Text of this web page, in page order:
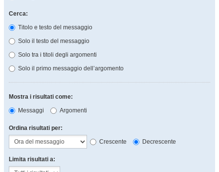
Cerca:
Titolo e testo del messaggio
Solo il testo del messaggio
Solo tra i titoli degli argomenti
Solo il primo messaggio dell’argomento
Mostra i risultati come:
Messaggi
Argomenti
Ordina risultati per:
Crescente
Decrescente
Limita risultati a: